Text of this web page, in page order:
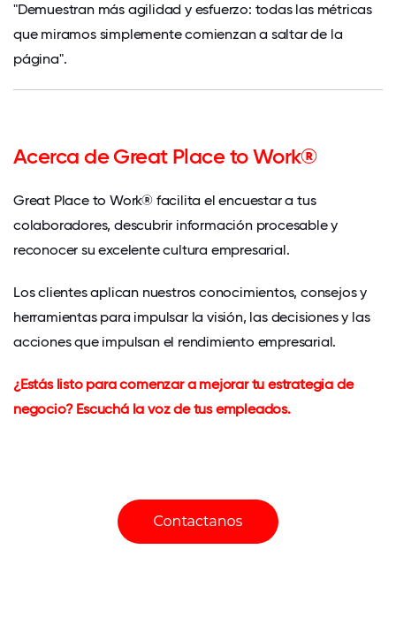
"Demuestran más agilidad y esfuerzo: todas las métricas
que miramos simplemente comienzan a saltar de la
página".
Acerca de Great Place to Work®
Great Place to Work® facilita el encuestar a tus
colaboradores, descubrir información procesable y
reconocer su excelente cultura empresarial.
Los clientes aplican nuestros conocimientos, consejos y
herramientas para impulsar la visión, las decisiones y las
acciones que impulsan el rendimiento empresarial.
¿Estás listo para comenzar a mejorar tu estrategia de
negocio? Escuchá la voz de tus empleados.